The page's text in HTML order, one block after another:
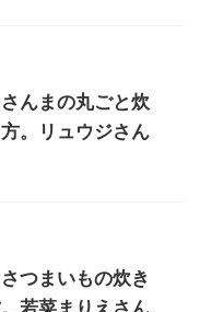
んまの丸ごと炊
。リュウジさん
つまいもの炊き
若菜まりえさん